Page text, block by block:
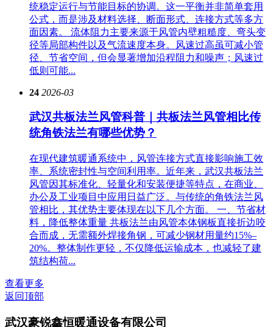
统稳定运行与节能目标的协调。这一平衡并非简单套用
公式，而是涉及材料选择、断面形式、连接方式等多方
面因素。 流体阻力主要来源于风管内壁粗糙度、弯头变
径等局部构件以及气流速度本身。风速过高虽可减小管
径、节省空间，但会显著增加沿程阻力和噪声；风速过
低则可能...
24 2026-03
武汉共板法兰风管科普｜共板法兰风管相比传
统角铁法兰有哪些优势？
在现代建筑暖通系统中，风管连接方式直接影响施工效
率、系统密封性与空间利用率。近年来，武汉共板法兰
风管因其标准化、轻量化和安装便捷等特点，在商业、
办公及工业项目中应用日益广泛。与传统的角铁法兰风
管相比，其优势主要体现在以下几个方面。 一、节省材
料，降低整体重量 共板法兰由风管本体钢板直接折边咬
合而成，无需额外焊接角钢，可减少钢材用量约15%–
20%。整体制作更轻，不仅降低运输成本，也减轻了建
筑结构荷...
查看更多
返回顶部
武汉豪锐鑫恒暖通设备有限公司